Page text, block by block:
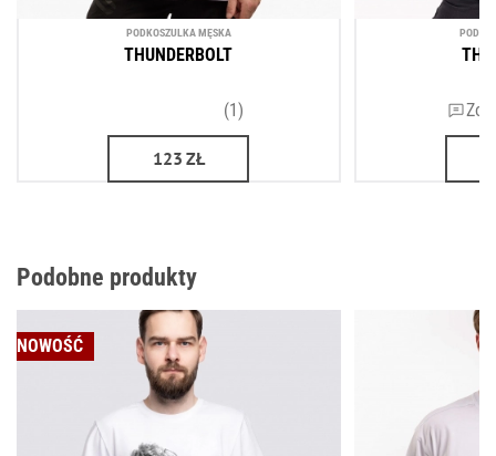
PODKOSZULKA MĘSKA
THUNDERBOLT
(1)
123 ZŁ
Podobne produkty
NOWOŚĆ